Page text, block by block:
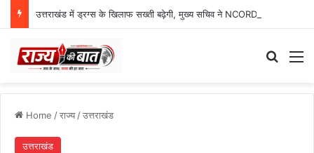
Home /राज्य/उत्तराखंड
उत्तराखंड